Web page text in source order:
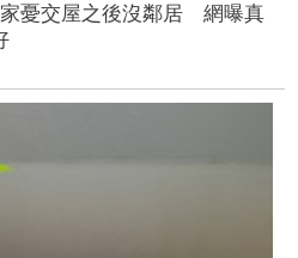
憂交屋之後沒鄰居 網曝真